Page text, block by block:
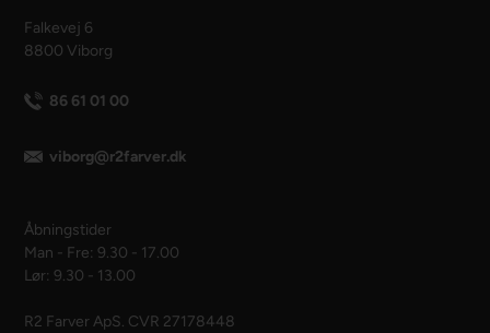
Falkevej 6
8800 Viborg
86 61 01 00
viborg@r2farver.dk
Åbningstider
Man - Fre: 9.30 - 17.00
Lør: 9.30 - 13.00
R2 Farver ApS. CVR 27178448